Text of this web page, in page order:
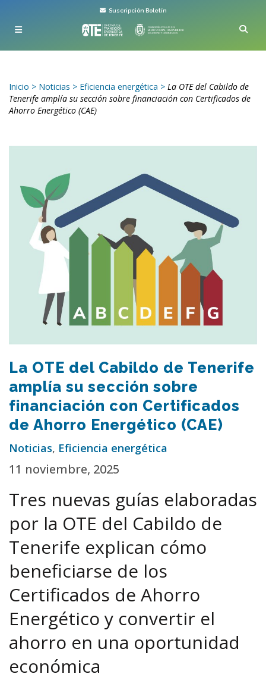
Suscripción Boletín
Inicio > Noticias > Eficiencia energética > La OTE del Cabildo de
Tenerife amplía su sección sobre financiación con Certificados de
Ahorro Energético (CAE)
La OTE del Cabildo de Tenerife
amplía su sección sobre
financiación con Certificados
de Ahorro Energético (CAE)
Noticias, Eficiencia energética
11 noviembre, 2025
Tres nuevas guías elaboradas
por la OTE del Cabildo de
Tenerife explican cómo
beneficiarse de los
Certificados de Ahorro
Energético y convertir el
ahorro en una oportunidad
económica